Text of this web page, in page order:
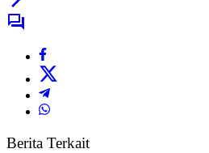
Berita Terkait